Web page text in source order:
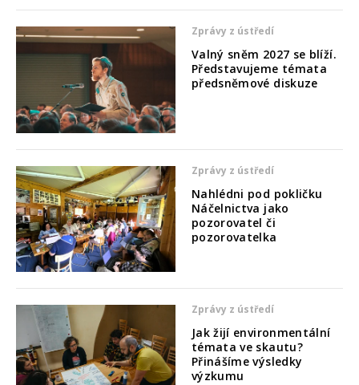
Zprávy z ústředí
Valný sněm 2027 se blíží.
Představujeme témata
předsněmové diskuze
Zprávy z ústředí
Nahlédni pod pokličku
Náčelnictva jako
pozorovatel či
pozorovatelka
Zprávy z ústředí
Jak žijí environmentální
témata ve skautu?
Přinášíme výsledky
výzkumu